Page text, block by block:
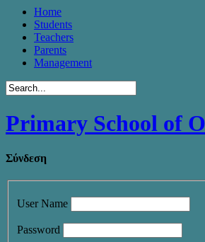
Home
Students
Teachers
Parents
Management
Primary School of
Σύνδεση
User Name
Password